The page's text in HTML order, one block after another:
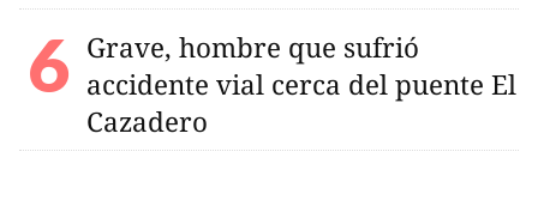
Grave, hombre que sufrió
accidente vial cerca del puente El
Cazadero